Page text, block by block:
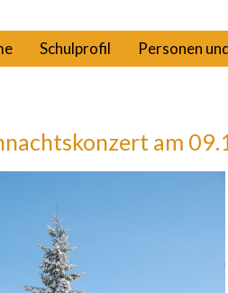
Schulprofil Personen
am